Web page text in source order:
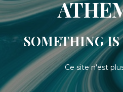
SOMETHING
Ce site n'est